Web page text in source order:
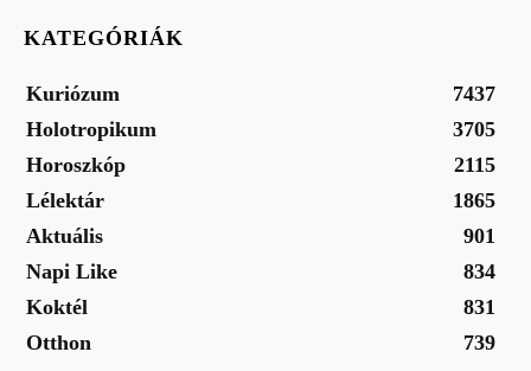
KATEGÓRIÁK
Kuriózum
7437
Holotropikum
3705
Horoszkóp
2115
Lélektár
1865
Aktuális
901
Napi Like
834
Koktél
831
Otthon
739